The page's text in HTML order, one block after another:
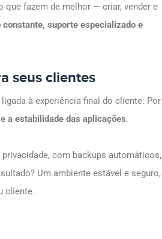
que fazem de melhor — criar, vender e
suporte especializado e
seus clientes
à experiência final do cliente. Por
a estabilidade das aplicações.
com backups automáticos,
Um ambiente estável e seguro,
cliente.